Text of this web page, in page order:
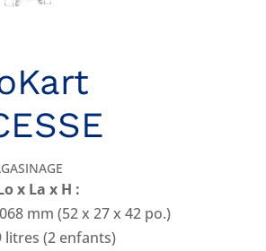
x La x H :
mm (52 x 27 x 42 po.)
litres (2 enfants)